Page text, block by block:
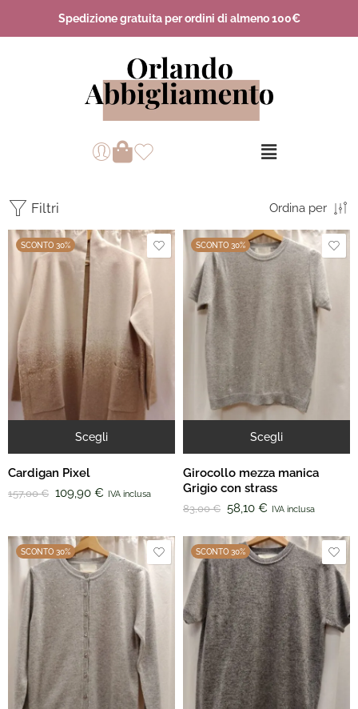
Spedizione gratuita per ordini di almeno 100€
Filtri Ordina per
SCONTO 30%
Scegli
Cardigan Pixel
157,00€ 109,90 € IVA inclusa
SCONTO 30%
Scegli
Girocollo mezza manica
Grigio con strass
83,00€ 58,10 € IVA inclusa
SCONTO 30% SCONTO 30%